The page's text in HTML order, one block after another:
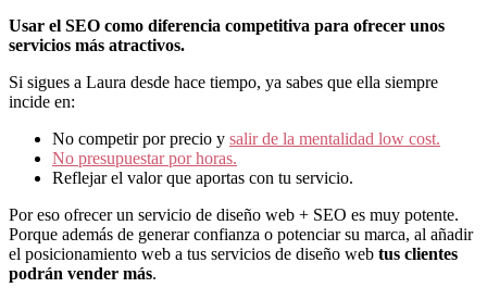
Usar el SEO como diferencia competitiva para ofrecer unos
servicios más atractivos.
Si sigues a Laura desde hace tiempo, ya sabes que ella siempre
incide en:
No competir por precio y salir de la mentalidad low cost.
No presupuestar por horas.
Reflejar el valor que aportas con tu servicio.
Por eso ofrecer un servicio de diseño web + SEO es muy potente.
Porque además de generar confianza o potenciar su marca, al añadir
el posicionamiento web a tus servicios de diseño web tus clientes
podrán vender más.